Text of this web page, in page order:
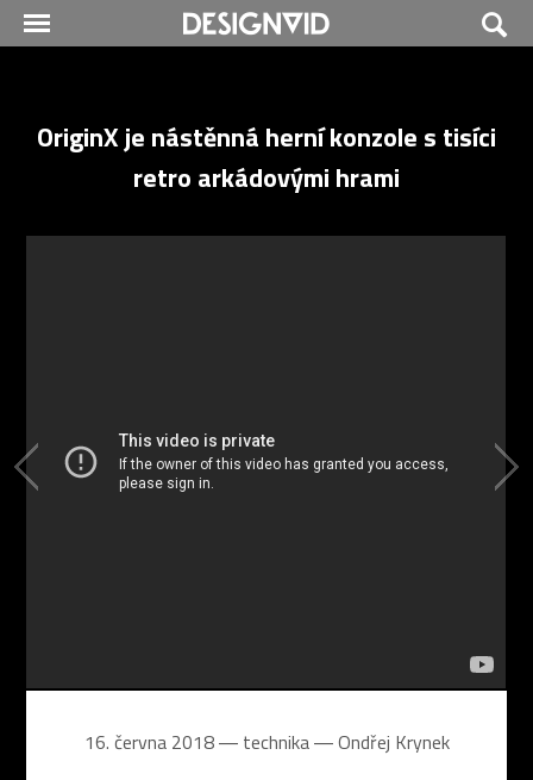
OriginX je nástěnná herní konzole s tisíci
retro arkádovými hrami
16. června 2018 ― technika ―Ondřej Krynek